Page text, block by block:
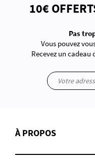
10€
Pas
Vous pouvez
Recevez un cadeau
À PROPOS